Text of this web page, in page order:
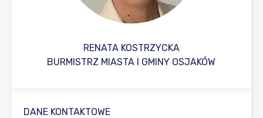
RENATA KOSTRZYCKA
BURMISTRZ MIASTA I GMINY OSJAKÓW
DANE KONTAKTOWE